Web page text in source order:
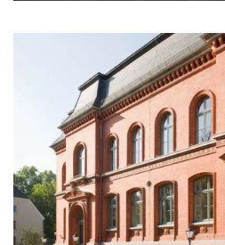
Neuenhagen
mehr erfahren»